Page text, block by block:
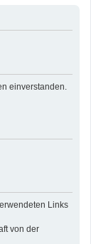
einverstanden.
Links
von der